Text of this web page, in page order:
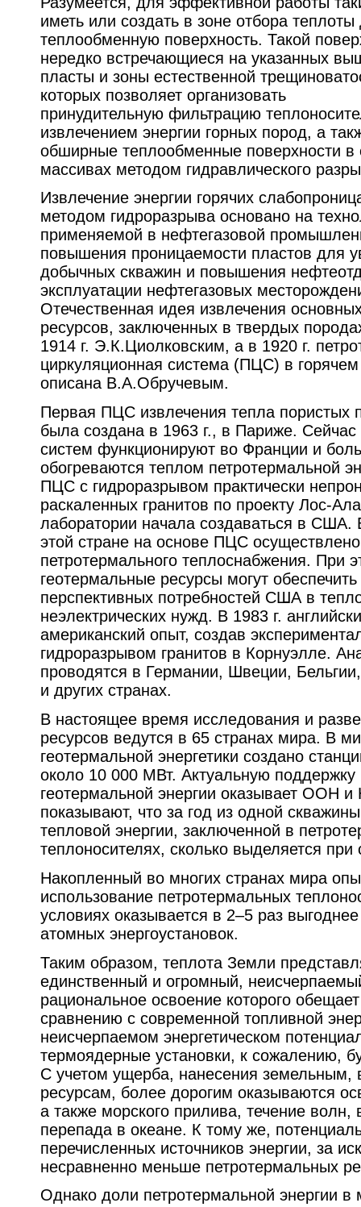
иметь или создать в зоне отбора теплоты
теплообменную поверхность. Такой
нередко встречающиеся на указанных
пласты и зоны естественной
которых позволяет организовать
принудительную фильтрацию
извлечением энергии горных пород, а
обширные теплообменные поверхности
массивах методом гидравлического
Извлечение энергии горячих
методом гидроразрыва основано на
применяемой в нефтегазовой
повышения проницаемости пластов для
добычных скважин и повышения
эксплуатации нефтегазовых
Отечественная идея извлечения
ресурсов, заключенных в твердых
1914 г. Э.К.Циолковским, а в 1920 г.
циркуляционная система (ПЦС) в
описана В.А.Обручевым.
Первая ПЦС извлечения тепла пористых
была создана в 1963 г., в Париже. Сейчас
систем функционируют во Франции и
обогреваются теплом петротермальной
ПЦС с гидроразрывом практически
раскаленных гранитов по проекту Лос-
лаборатории начала создаваться в
этой стране на основе ПЦС
петротермального теплоснабжения. При
геотермальные ресурсы могут
перспективных потребностей США в
неэлектрических нужд. В 1983 г.
американский опыт, создав
гидроразрывом гранитов в Корнуэлле.
проводятся в Германии, Швеции,
и других странах.
В настоящее время исследования и
ресурсов ведутся в 65 странах мира. В
геотермальной энергетики создано
около 10 000 МВт. Актуальную поддержку
геотермальной энергии оказывает ООН
показывают, что за год из одной
тепловой энергии, заключенной в
теплоносителях, сколько выделяется при
Накопленный во многих странах мира
использование петротермальных
условиях оказывается в 2–5 раз
атомных энергоустановок.
Таким образом, теплота Земли
единственный и огромный,
рациональное освоение которого
сравнению с современной топливной
неисчерпаемом энергетическом
термоядерные установки, к сожалению,
С учетом ущерба, нанесения земельным,
ресурсам, более дорогим оказываются
а также морского прилива, течение волн,
перепада в океане. К тому же,
перечисленных источников энергии, за
несравненно меньше петротермальных
Однако доли петротермальной энергии в